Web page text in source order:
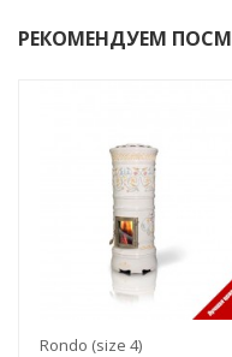
РЕКОМЕНДУЕМ
Rondo (size 4)